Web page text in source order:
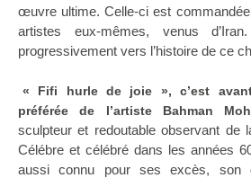
œuvre ultime. Celle-ci est
artistes eux-mêmes, venus
progressivement vers l’histoire de ce
« Fifi hurle de joie », c’est
préférée de l’artiste Bahman
sculpteur et redoutable observant de
Célébre et célébré dans les années
aussi connu pour ses excès, son